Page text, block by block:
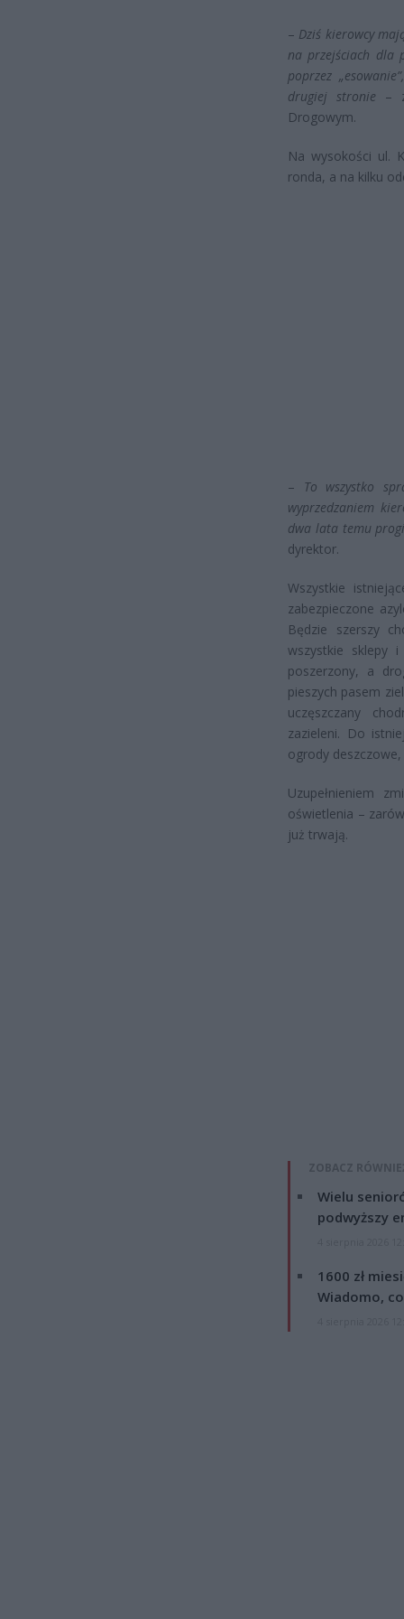
– Dziś kierowcy
na przejściach dla
poprzez
drugiej stronie –
Drogowym.
Na wysokości ul.
ronda, a na kilku
– To wszystko
wyprzedzaniem
dwa lata temu
dyrektor.
Wszystkie
zabezpieczone
Będzie szerszy
wszystkie sklepy
poszerzony, a
pieszych pasem
uczęszczany
zazieleni. Do
ogrody
Uzupełnieniem
oświetlenia –
już trwają.
ZOBACZ
Wielu
podwyższy
1600 zł
Wiadomo,